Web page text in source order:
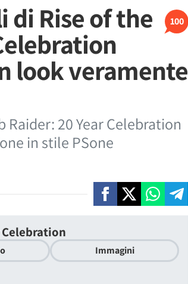
100
di Rise of the
look veramente
20 Year Celebration
in stile PSone
Celebration
Immagini